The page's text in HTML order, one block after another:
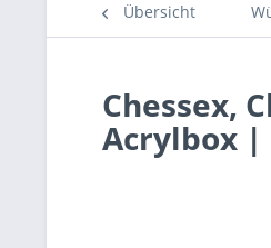
Übersicht
Chessex,
Acrylbox |